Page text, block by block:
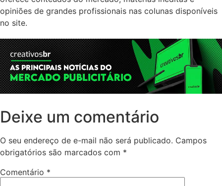
opiniões de grandes profissionais nas colunas disponíveis
no site.
Deixe um comentário
O seu endereço de e-mail não será publicado. Campos
obrigatórios são marcados com *
Comentário *